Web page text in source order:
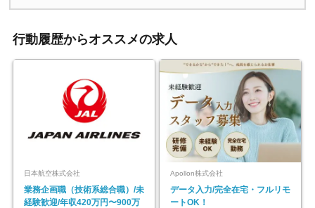
行動履歴からオススメの求人
日本航空株式会社
業務企画職（技術系総合職）/未
経験歓迎/年収420万円〜900万
Apollon株式会社
データ入力/完全在宅・フルリモ
ートOK！